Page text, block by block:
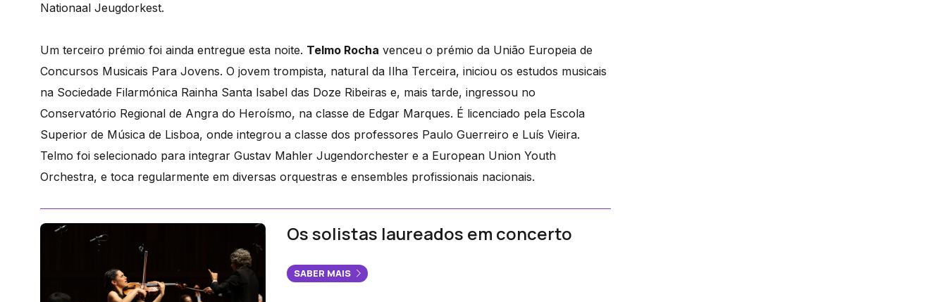
Nationaal Jeugdorkest.
Um terceiro prémio foi ainda entregue esta noite. Telmo Rocha venceu o prémio da União Europeia de
Concursos Musicais Para Jovens. O jovem trompista, natural da Ilha Terceira, iniciou os estudos musicais
na Sociedade Filarmónica Rainha Santa Isabel das Doze Ribeiras e, mais tarde, ingressou no
Conservatório Regional de Angra do Heroísmo, na classe de Edgar Marques. É licenciado pela Escola
Superior de Música de Lisboa, onde integrou a classe dos professores Paulo Guerreiro e Luís Vieira.
Telmo foi selecionado para integrar Gustav Mahler Jugendorchester e a European Union Youth
Orchestra, e toca regularmente em diversas orquestras e ensembles profissionais nacionais.
Os solistas laureados em concerto
SABER MAIS